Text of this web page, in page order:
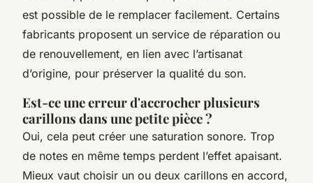
est possible de le remplacer facilement. Certains
fabricants proposent un service de réparation ou
de renouvellement, en lien avec l’artisanat
d’origine, pour préserver la qualité du son.
Est-ce une erreur d'accrocher plusieurs
carillons dans une petite pièce ?
Oui, cela peut créer une saturation sonore. Trop
de notes en même temps perdent l’effet apaisant.
Mieux vaut choisir un ou deux carillons en accord,